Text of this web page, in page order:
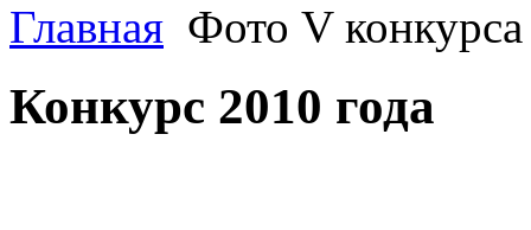
Главная Фото V конкурса
Конкурс 2010 года